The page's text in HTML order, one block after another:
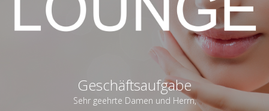
Geschäftsaufgabe
Sehr geehrte Damen und Herrn,